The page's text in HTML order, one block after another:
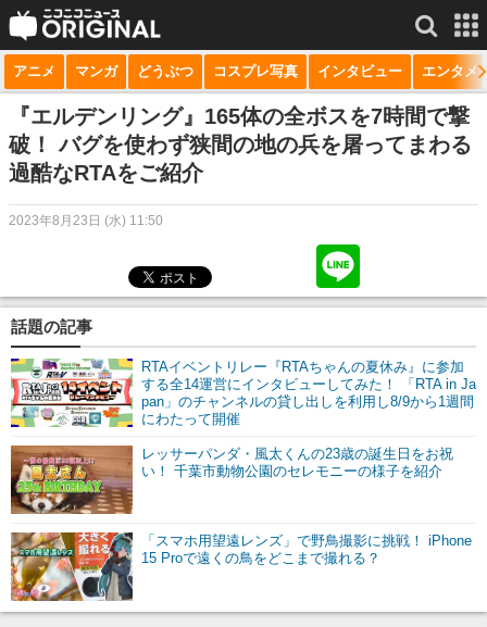
サービス一覧 もっと見る
niconico
動画
生放送
マンガ
ニコニコQ
アニメ マンガ どうぶつ コスプレ写真 インタビュー エンタメ
『エルデンリング』165体の全ボスを7時間で撃
破！ バグを使わず狭間の地の兵を屠ってまわる
過酷なRTAをご紹介
2023年8月23日 (水) 11:50
話題の記事
RTAイベントリレー『RTAちゃんの夏休み』に参加
する全14運営にインタビューしてみた！ 「RTA in Ja
pan」のチャンネルの貸し出しを利用し8/9から1週間
にわたって開催
レッサーパンダ・風太くんの23歳の誕生日をお祝
い！ 千葉市動物公園のセレモニーの様子を紹介
「スマホ用望遠レンズ」で野鳥撮影に挑戦！ iPhone
15 Proで遠くの鳥をどこまで撮れる？